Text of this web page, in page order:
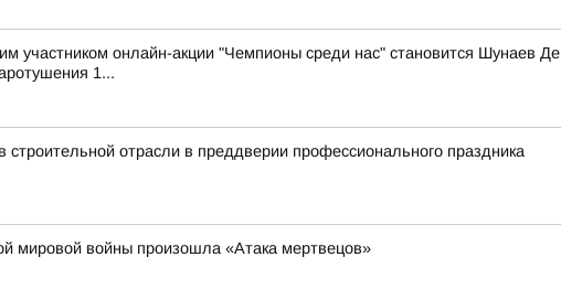
онлайн-акции "Чемпионы среди нас" становится Шунаев
1...
строительной отрасли в преддверии профессионального праздника
мировой войны произошла «Атака мертвецов»